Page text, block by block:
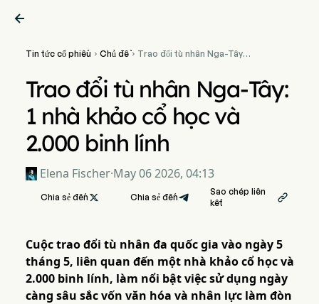

Tin tức cổ phiếu  Chủ đề Trao đổi tù nhân Nga-Tây: 1
Trao đổi tù nhân Nga-Tây:
1 nhà khảo cổ học và
2.000 binh lính
Elena Fischer·May 06 2026, 04:13
Chia sẻ đến  Chia sẻ đến
Sao chép liên
kết

Cuộc trao đổi tù nhân đa quốc gia vào ngày 5
tháng 5, liên quan đến một nhà khảo cổ học và
2.000 binh lính, làm nổi bật việc sử dụng ngày
càng sâu sắc vốn văn hóa và nhân lực làm đòn